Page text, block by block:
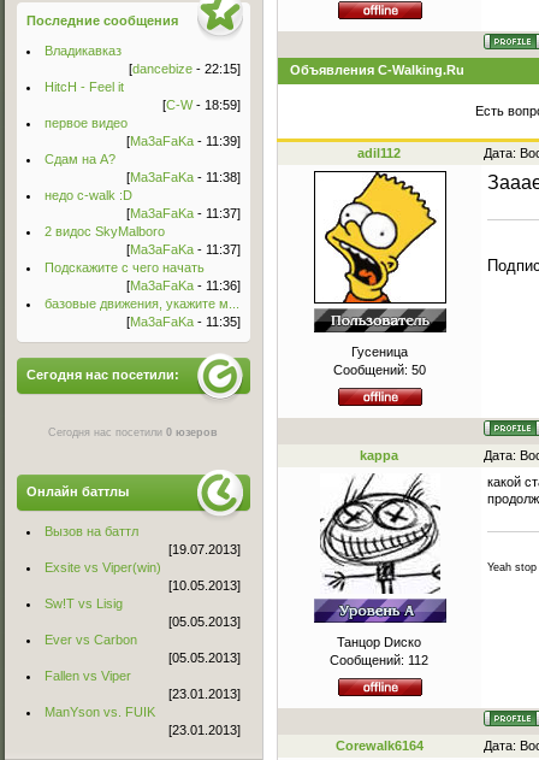
Объявления C-Walking.Ru
Есть
adil112 Дата:
Гусеница
Сообщений: 50
kappa Дата:
Танцор Dиско
Сообщений: 112
какой
Yeah stop
Corewalk6164 Дата:
Последние сообщения
Владикавказ
[dancebize - 22:15]
HitcH - Feel it
[C-W- 18:59]
первое видео
[Ma3aFaKa - 11:39]
Сдам на А?
[Ma3aFaKa - 11:38]
недо c-walk :D
[Ma3aFaKa - 11:37]
2 видос SkyMalboro
[Ma3aFaKa - 11:37]
Подскажите с чего начать
[Ma3aFaKa - 11:36]
базовые движения, укажите м...
[Ma3aFaKa - 11:35]
Сегодня нас посетили:
Сегодня нас посетили0 юзеров
Онлайн баттлы
Вызов на баттл
[19.07.2013]
Exsite vs Viper(win)
[10.05.2013]
Sw!T vs Lisig
[05.05.2013]
Ever vs Carbon
[05.05.2013]
Fallen vs Viper
[23.01.2013]
ManYson vs. FUIK
[23.01.2013]